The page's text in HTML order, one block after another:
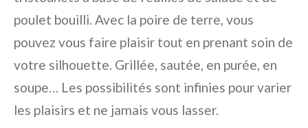
poulet bouilli. Avec la poire de terre, vous
pouvez vous faire plaisir tout en prenant soin de
votre silhouette. Grillée, sautée, en purée, en
soupe… Les possibilités sont infinies pour varier
les plaisirs et ne jamais vous lasser.